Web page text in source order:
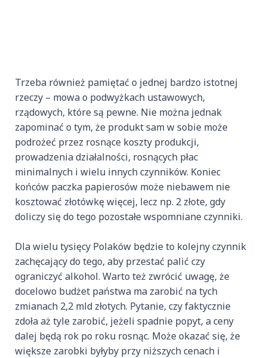
Trzeba również pamiętać o jednej bardzo istotnej
rzeczy – mowa o podwyżkach ustawowych,
rządowych, które są pewne. Nie można jednak
zapominać o tym, że produkt sam w sobie może
podrożeć przez rosnące koszty produkcji,
prowadzenia działalności, rosnących płac
minimalnych i wielu innych czynników. Koniec
końców paczka papierosów może niebawem nie
kosztować złotówkę więcej, lecz np. 2 złote, gdy
doliczy się do tego pozostałe wspomniane czynniki.
Dla wielu tysięcy Polaków będzie to kolejny czynnik
zachęcający do tego, aby przestać palić czy
ograniczyć alkohol. Warto też zwrócić uwagę, że
docelowo budżet państwa ma zarobić na tych
zmianach 2,2 mld złotych. Pytanie, czy faktycznie
zdoła aż tyle zarobić, jeżeli spadnie popyt, a ceny
dalej będą rok po roku rosnąc. Może okazać się, że
większe zarobki byłyby przy niższych cenach i